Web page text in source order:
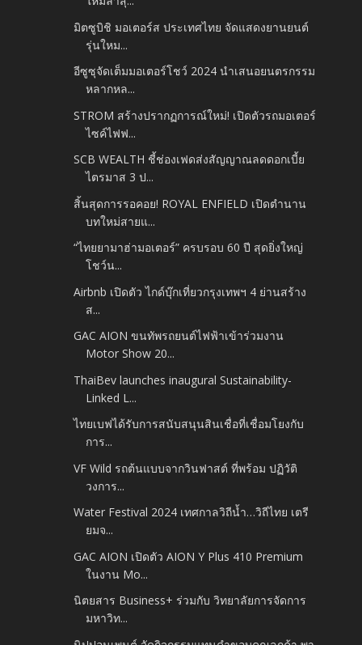
มิตซูบิชิ มอเตอร์ส ประเทศไทย จัดแสดงยานยนต์
รุ่นใหม...
อีซูซุจัดเต็มมอเตอร์โชว์ 2024 นำเสนอยนตรกรรม
หลากหล...
STROM สร้างปรากฏการณ์ใหม่! เปิดตัวรถมอเตอร์
ไซค์ไฟฟ...
SCB WEALTH ชี้ช่องเฟดส่งสัญญาณลดดอกเบี้ย
ไตรมาส 3 ป...
สิ้นสุดการรอคอย! ROYAL ENFIELD เปิดตำนาน
บทใหม่สายแ...
“ไทยยามาฮ่ามอเตอร์” ครบรอบ 60 ปี สุดยิ่งใหญ่
โชว์น...
Airbnb เปิดตัว ไกด์บุ๊กเที่ยวกรุงเทพฯ 4 ย่านสร้าง
ส...
GAC AION ขนทัพรถยนต์ไฟฟ้าเข้าร่วมงาน
Motor Show 20...
ThaiBev launches inaugural Sustainability-
Linked L...
ไทยเบฟได้รับการสนับสนุนสินเชื่อที่เชื่อมโยงกับ
การ...
VF Wild รถต้นแบบจากวินฟาสต์ ที่พร้อม ปฏิวัติ
วงการ...
Water Festival 2024 เทศกาลวิถีน้ำ…วิถีไทย เตรี
ยมจ...
GAC AION เปิดตัว AION Y Plus 410 Premium
ในงาน Mo...
นิตยสาร Business+ ร่วมกับ วิทยาลัยการจัดการ
มหาวิท...